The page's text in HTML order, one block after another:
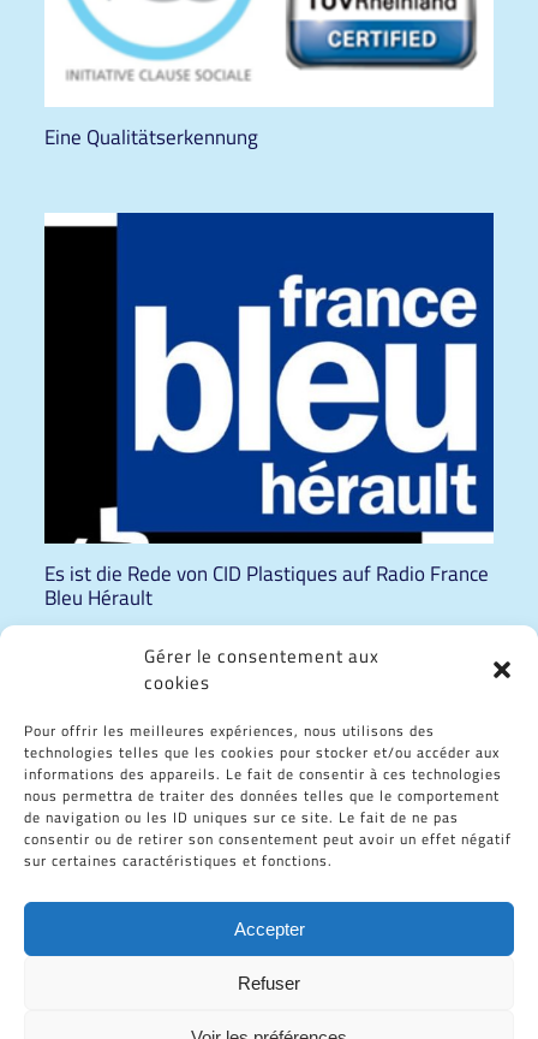
Gérer le consentement aux
cookies
Pour offrir les meilleures expériences, nous utilisons des
technologies telles que les cookies pour stocker et/ou accéder aux
informations des appareils. Le fait de consentir à ces technologies
nous permettra de traiter des données telles que le comportement
de navigation ou les ID uniques sur ce site. Le fait de ne pas
consentir ou de retirer son consentement peut avoir un effet négatif
sur certaines caractéristiques et fonctions.
Accepter
Refuser
Eine Qualitätserkennung
Es ist die Rede von CID Plastiques auf Radio France
Bleu Hérault
CID Plastiques in „Spécial Pros“